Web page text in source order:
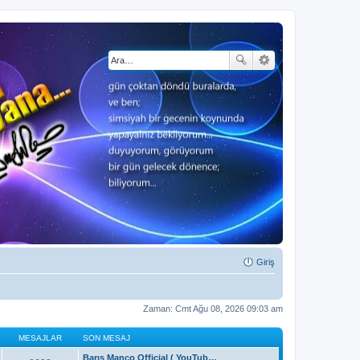
Giriş
Zaman: Cmt Ağu 08, 2026 09:03 am
MESAJLAR SON MESAJ
Barış Manço Official ( YouTub…